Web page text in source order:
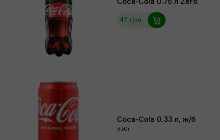
Coca-Cola 0.75 л Zero
47 грн
Coca-Cola 0.33 л, ж/б
330г